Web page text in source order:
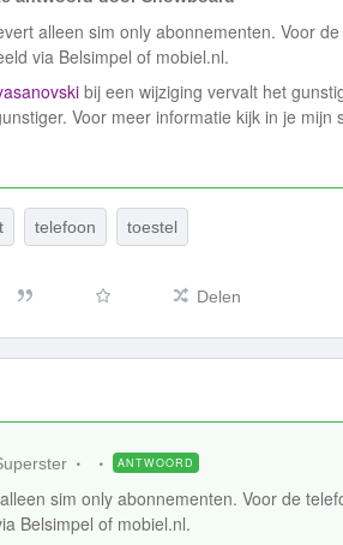
alleen sim only abonnementen. Voor
via Belsimpel of mobiel.nl.
bij een wijziging vervalt het
Voor meer informatie kijk in je mijn
telefoon toestel
Delen
ANTWOORD
sim only abonnementen. Voor de
Belsimpel of mobiel.nl.